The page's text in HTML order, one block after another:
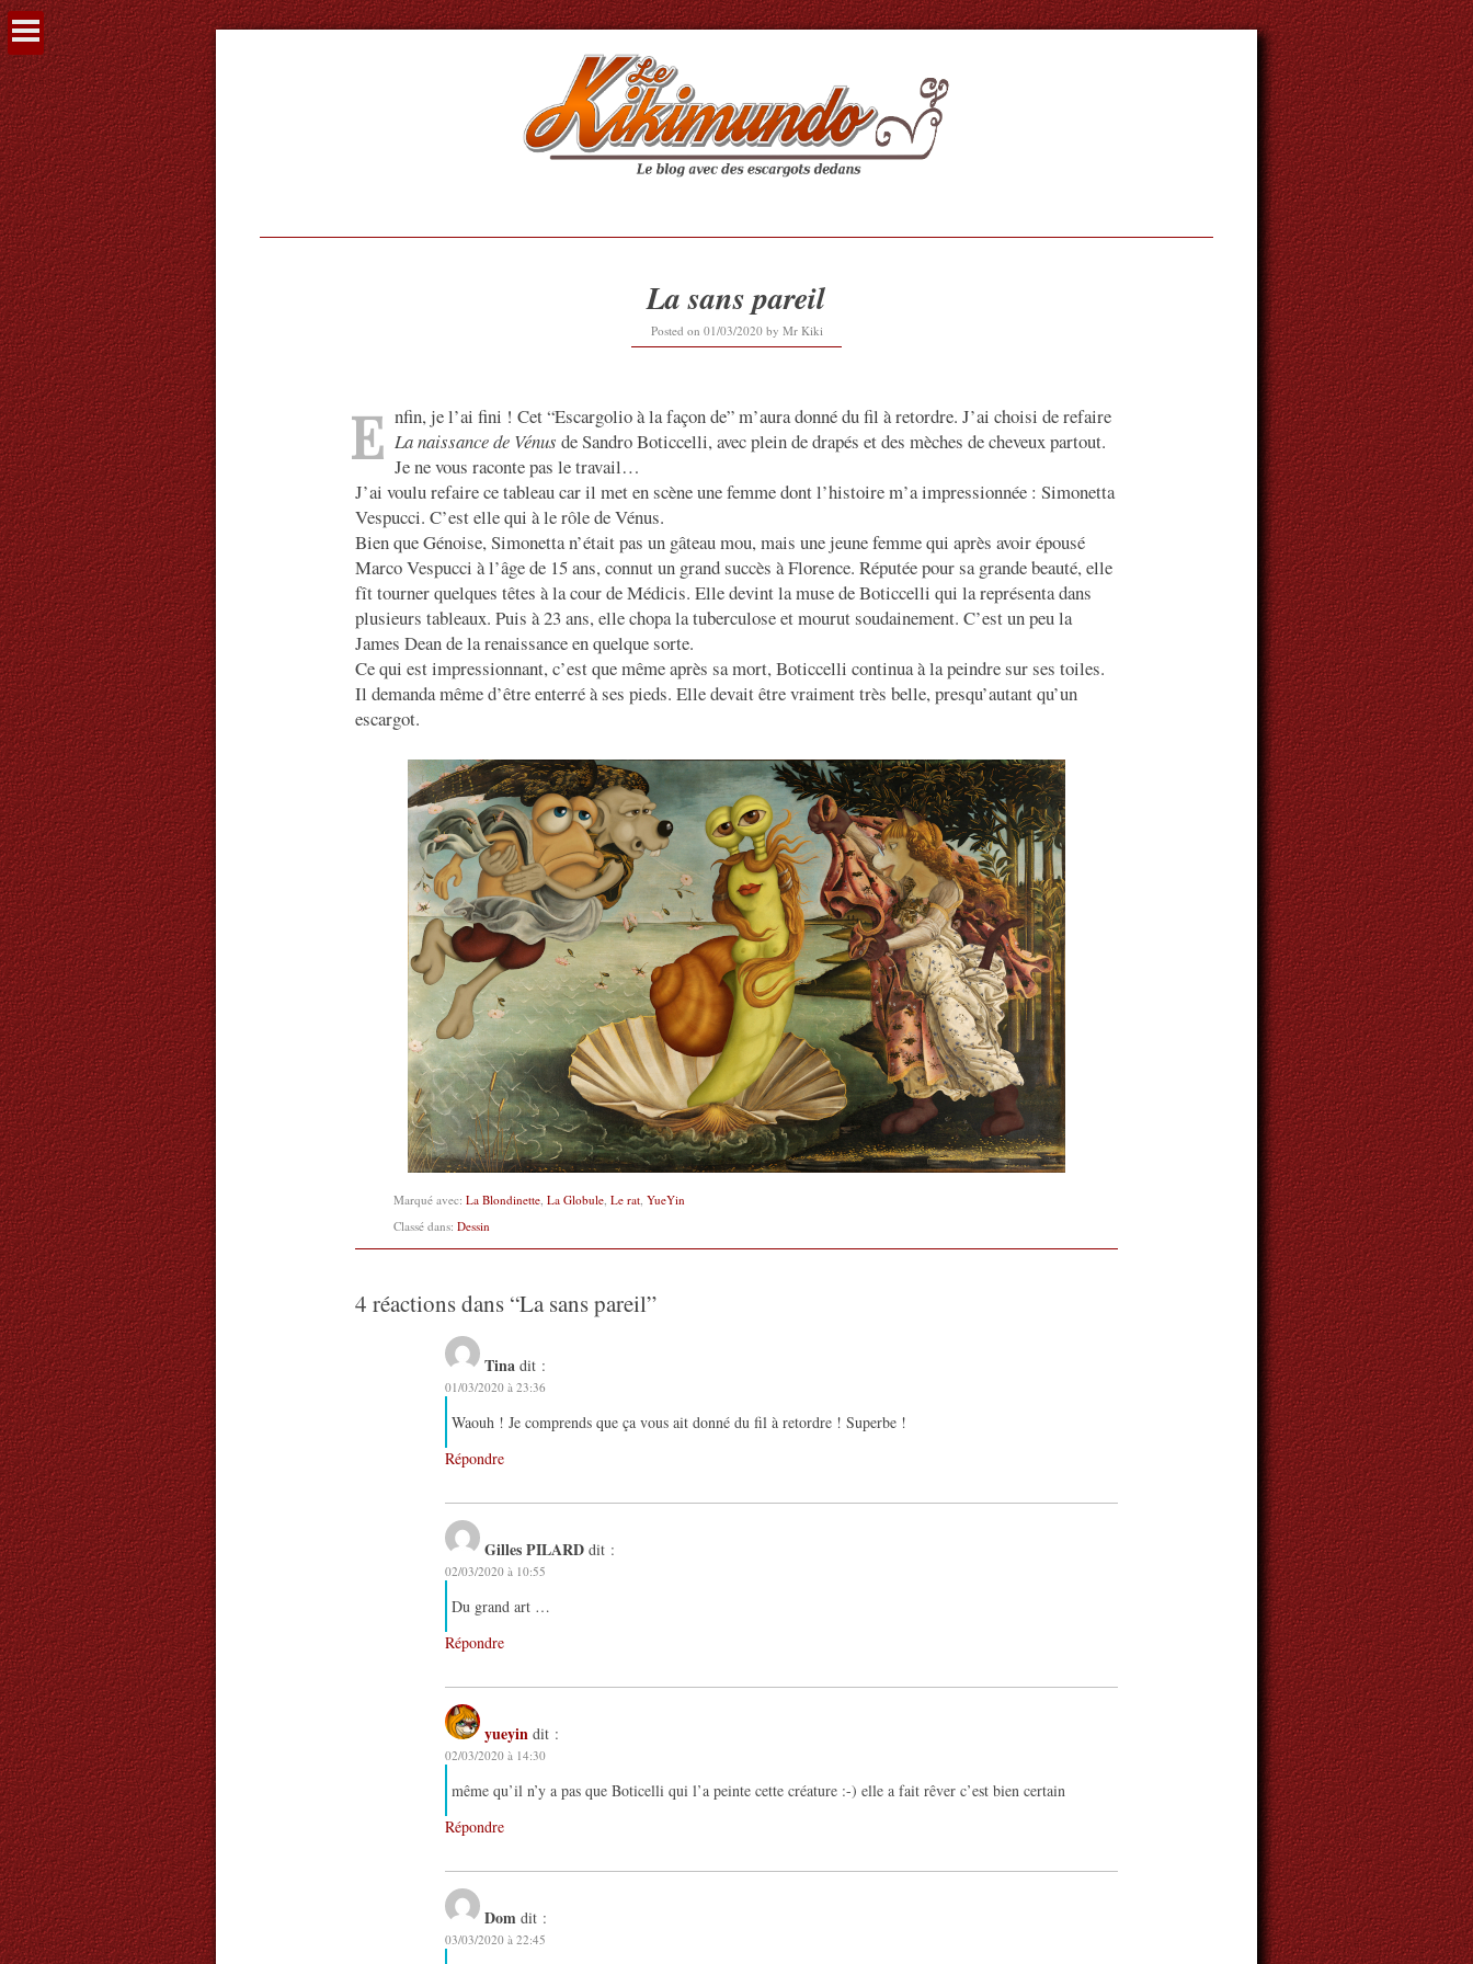
Voir
le
contenu
La sans pareil
Posted on 01/03/202001/03/2020
by Mr Kiki
E nfin, je l’ai fini ! Cet “Escargolio à la façon de” m’aura donné du fil à retordre. J’ai choisi de refaire
La naissance de Vénus de Sandro Boticcelli, avec plein de drapés et des mèches de cheveux partout.
Je ne vous raconte pas le travail…
J’ai voulu refaire ce tableau car il met en scène une femme dont l’histoire m’a impressionnée : Simonetta
Vespucci. C’est elle qui à le rôle de Vénus.
Bien que Génoise, Simonetta n’était pas un gâteau mou, mais une jeune femme qui après avoir épousé
Marco Vespucci à l’âge de 15 ans, connut un grand succès à Florence. Réputée pour sa grande beauté, elle
fît tourner quelques têtes à la cour de Médicis. Elle devint la muse de Boticcelli qui la représenta dans
plusieurs tableaux. Puis à 23 ans, elle chopa la tuberculose et mourut soudainement. C’est un peu la
James Dean de la renaissance en quelque sorte.
Ce qui est impressionnant, c’est que même après sa mort, Boticcelli continua à la peindre sur ses toiles.
Il demanda même d’être enterré à ses pieds. Elle devait être vraiment très belle, presqu’autant qu’un
escargot.
Marqué avec: La Blondinette, La Globule, Le rat, YueYin
Classé dans: Dessin
4 réactions dans “La sans pareil”
Tina dit :
01/03/2020 à 23:36
Waouh ! Je comprends que ça vous ait donné du fil à retordre ! Superbe !
Répondre
Gilles PILARD dit :
02/03/2020 à 10:55
Du grand art …
Répondre
yueyin dit :
02/03/2020 à 14:30
même qu’il n’y a pas que Boticelli qui l’a peinte cette créature :-) elle a fait rêver c’est bien certain
Répondre
Dom dit :
03/03/2020 à 22:45